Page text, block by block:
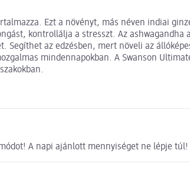
Ezt a növényt, más néven indiai
kontrollálja a stresszt. Az ashwagandha
az edzésben, mert növeli az
mindennapokban. A Swanson
A napi ajánlott mennyiséget ne lépje túl!